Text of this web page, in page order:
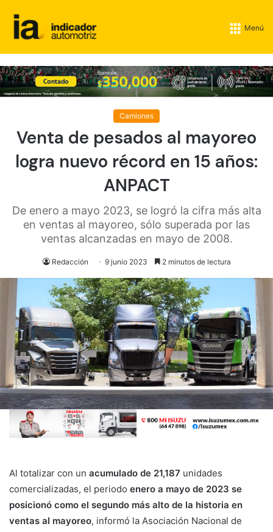
Menú
Camiones
Venta de pesados al mayoreo
logra nuevo récord en 15 años:
ANPACT
De enero a mayo 2023, se logró la cifra más alta
en ventas al mayoreo, sólo superada por las
ventas alcanzadas en mayo de 2008.
Redacción 9 junio 2023 2 minutos de lectura
Al totalizar con un acumulado de 21,187 unidades
comercializadas, el periodo enero a mayo de 2023 se
posicionó como el segundo más alto de la historia en
ventas al mayoreo, informó la Asociación Nacional de